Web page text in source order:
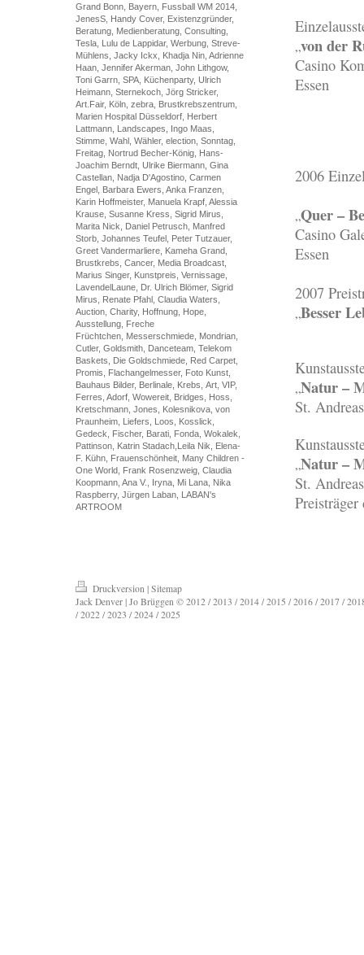
„von der
Casino
Essen
2006
„Quer –
Casino
Essen
2007
„Besser
„Natur –
St.
„Natur –
St.
Preisträger
Grand Bonn, Bayern, Fussball WM 2014,
JenesS, Handy Cover, Existenzgründer,
Beratung, Medienberatung, Consulting,
Tesla, Lulu de Lappidar, Werbung, Streve-
Mühlens, Jacky Ickx, Khadja Nin, Adrienne
Haan, Jennifer Akerman, John Lithgow,
Toni Garrn, SPA, Küchenparty, Ulrich
Heimann, Sternekoch, Jörg Stricker,
Art.Fair, Köln, zebra, Brustkrebszentrum,
Marien Hospital Düsseldorf, Herbert
Lattmann, Landscapes, Ingo Maas,
Stimme, Wahl, Wähler, election, Sonntag,
Freitag, Nortrud Becher-König, Hans-
Joachim Berndt, Ulrike Biermann, Gina
Castellan, Nadja D'Agostino, Carmen
Engel, Barbara Ewers, Anka Franzen,
Karin Hoffmeister, Manuela Krapf, Alessia
Krause, Susanne Kress, Sigrid Mirus,
Marita Nick, Daniel Petrusch, Manfred
Storb, Johannes Teufel, Peter Tutzauer,
Greet Vandermarliere, Kameha Grand,
Brustkrebs, Cancer, Media Broadcast,
Marius Singer, Kunstpreis, Vernissage,
LavendelLaune, Dr. Ulrich Blömer, Sigrid
Mirus, Renate Pfahl, Claudia Waters,
Auction, Charity, Hoffnung, Hope,
Ausstellung, Freche
Früchtchen, Messerschmiede, Mondrian,
Cutler, Goldsmith, Danceteam, Telekom
Baskets, Die Goldschmiede, Red Carpet,
Promis, Flachangelmesser, Foto Kunst,
Bauhaus Bilder, Berlinale, Krebs, Art, VIP,
Ferres, Adorf, Wowereit, Bridges, Hoss,
Kretschmann, Jones, Kolesnikova, von
Praunheim, Liefers, Loos, Kosslick,
Gedeck, Fischer, Barati, Fonda, Wokalek,
Pattinson, Katrin Stadach,Leila Nik, Elena-
F. Kühn, Frauenschönheit, Many Children -
One World, Frank Rosenzweig, Claudia
Koopmann, Ana V., Iryna, Mi Lana, Nika
Raspberry, Jürgen Laban, LABAN's
ARTROOM
Druckversion | Sitemap
Jack Denver | Jo Brüggen © 2012 / 2013 / 2014 / 2015 / 2016 / 2017 /
/ 2022 / 2023 / 2024 / 2025